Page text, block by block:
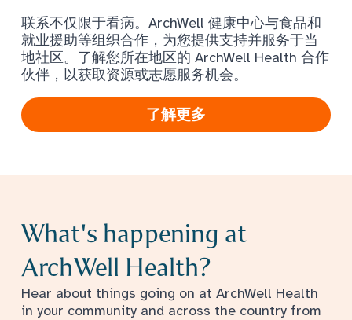
联系不仅限于看病。ArchWell 健康中心与食品和
就业援助等组织合作，为您提供支持并服务于当
地社区。了解您所在地区的 ArchWell Health 合作
伙伴，以获取资源或志愿服务机会。
了解更多
What's happening at
ArchWell Health?
Hear about things going on at ArchWell Health
in your community and across the country from